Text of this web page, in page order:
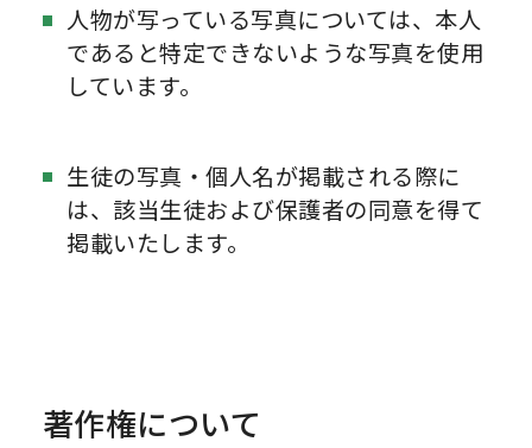
人物が写っている写真については、本人
であると特定できないような写真を使用
しています。
生徒の写真・個人名が掲載される際に
は、該当生徒および保護者の同意を得て
掲載いたします。
著作権について